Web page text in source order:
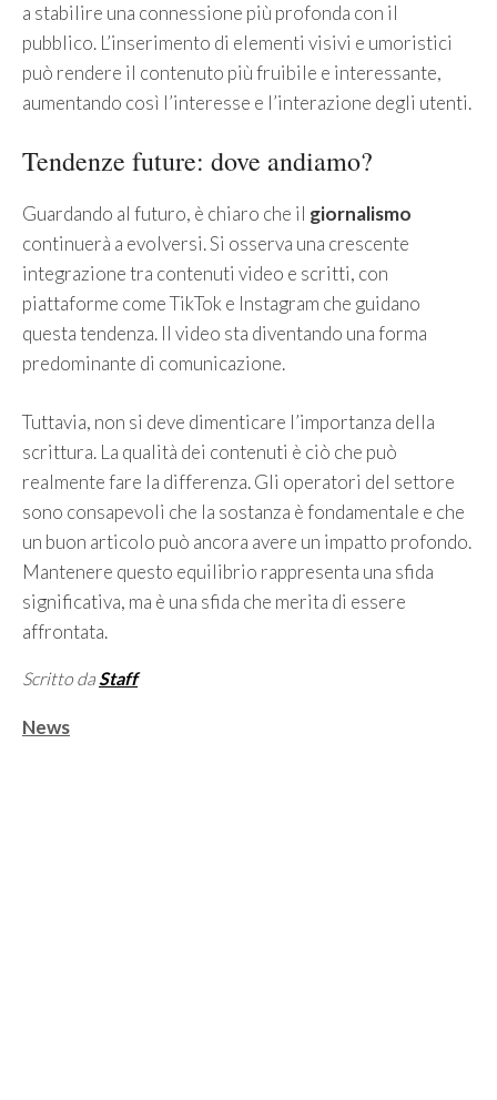
a stabilire una connessione più profonda con il
pubblico. L’inserimento di elementi visivi e umoristici
può rendere il contenuto più fruibile e interessante,
aumentando così l’interesse e l’interazione degli utenti.
Tendenze future: dove andiamo?
Guardando al futuro, è chiaro che il giornalismo
continuerà a evolversi. Si osserva una crescente
integrazione tra contenuti video e scritti, con
piattaforme come TikTok e Instagram che guidano
questa tendenza. Il video sta diventando una forma
predominante di comunicazione.
Tuttavia, non si deve dimenticare l’importanza della
scrittura. La qualità dei contenuti è ciò che può
realmente fare la differenza. Gli operatori del settore
sono consapevoli che la sostanza è fondamentale e che
un buon articolo può ancora avere un impatto profondo.
Mantenere questo equilibrio rappresenta una sfida
significativa, ma è una sfida che merita di essere
affrontata.
Scritto da Staff
Categorie
News